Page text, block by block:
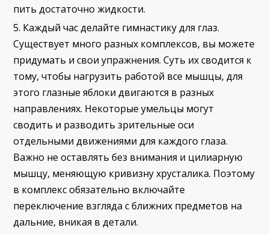
пить достаточно жидкости.
Каждый час делайте гимнастику для глаз.
Существует много разных комплексов, вы можете
придумать и свои упражнения. Суть их сводится к
тому, чтобы нагрузить работой все мышцы, для
этого глазные яблоки двигаются в разных
направлениях. Некоторые умельцы могут
сводить и разводить зрительные оси
отдельными движениями для каждого глаза.
Важно не оставлять без внимания и цилиарную
мышцу, меняющую кривизну хрусталика. Поэтому
в комплекс обязательно включайте
переключение взгляда с ближних предметов на
дальние, вникая в детали.